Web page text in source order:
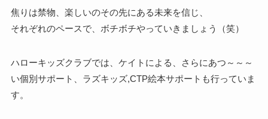
焦りは禁物、楽しいのその先にある未来を信じ、
それぞれのペースで、ボチボチやっていきましょう（笑）
ハローキッズクラブでは、 ケイトによる、さらにあつ～～～
い個別サポート、 ラズキッズ,CTP絵本サポートも行っていま
す。